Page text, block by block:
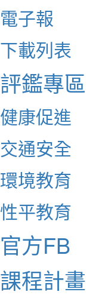
電子報
下載列表
評鑑專區
健康促進
交通安全
環境教育
性平教育
官方FB
課程計畫